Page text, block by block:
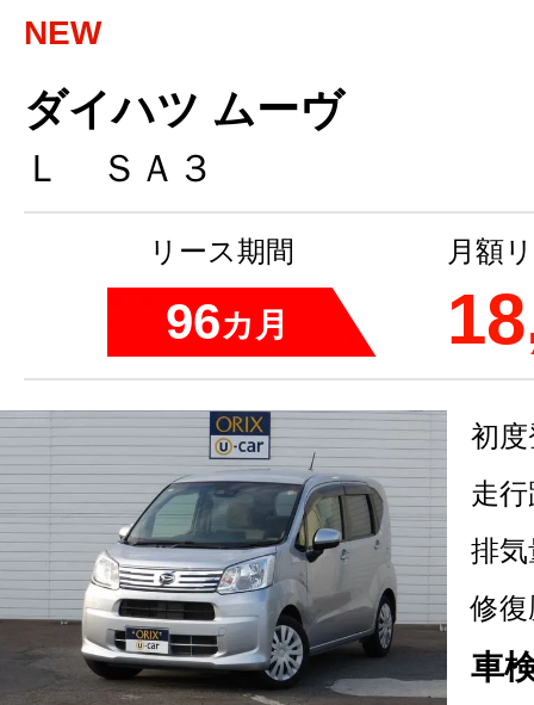
NEW
ダイハツ ムーヴ
Ｌ ＳＡ３
リース期間
96カ月
月額
初
走
排気
修復
車